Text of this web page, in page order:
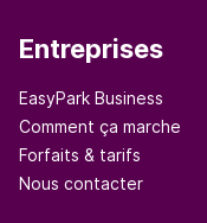
Entreprises
EasyPark Business
Comment ça marche
Forfaits & tarifs
Nous contacter